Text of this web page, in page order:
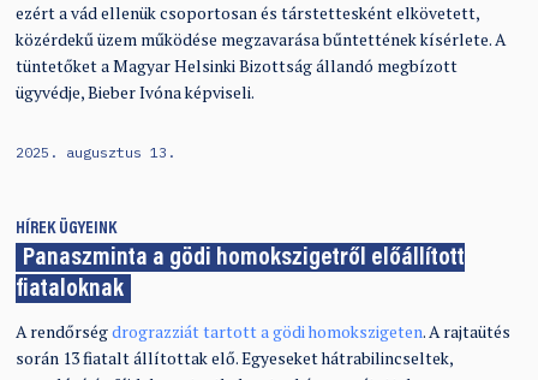
ezért a vád ellenük csoportosan és társtettesként elkövetett,
közérdekű üzem működése megzavarása bűntettének kísérlete. A
tüntetőket a Magyar Helsinki Bizottság állandó megbízott
ügyvédje, Bieber Ivóna képviseli.
2025. augusztus 13.
HÍREK ÜGYEINK
Panaszminta a gödi homokszigetről előállított
fiataloknak
A rendőrségdrograzziát tartott a gödi homokszigeten. A rajtaütés
során 13 fiatalt állítottak elő. Egyeseket hátrabilincseltek,